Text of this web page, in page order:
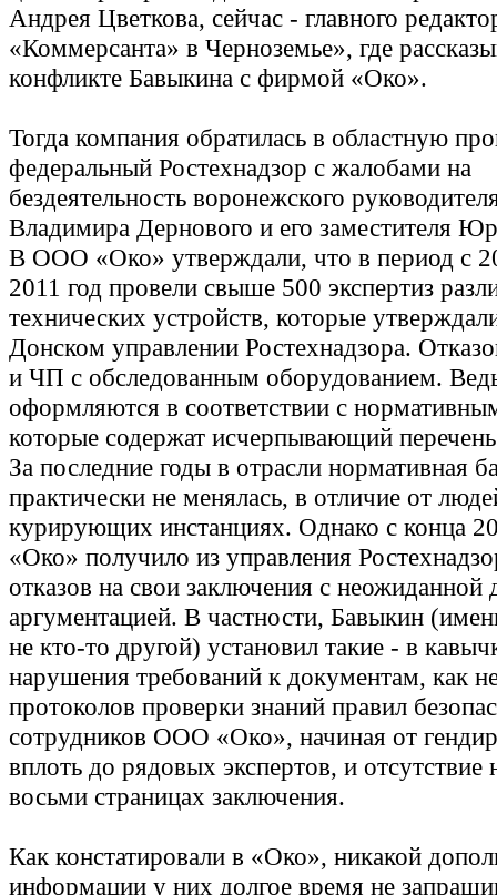
Андрея Цветкова, сейчас - главного
«Коммерсанта» в Черноземье», где
конфликте Бавыкина с фирмой «Око».
Тогда компания обратилась в областную
федеральный Ростехнадзор с жалобами на
бездеятельность воронежского
Владимира Дернового и его заместителя
В ООО «Око» утверждали, что в период с
2011 год провели свыше 500 экспертиз
технических устройств, которые
Донском управлении Ростехнадзора.
и ЧП с обследованным оборудованием.
оформляются в соответствии с
которые содержат исчерпывающий
За последние годы в отрасли нормативная
практически не менялась, в отличие от
курирующих инстанциях. Однако с конца
«Око» получило из управления
отказов на свои заключения с неожиданной
аргументацией. В частности, Бавыкин
не кто-то другой) установил такие - в
нарушения требований к документам, как
протоколов проверки знаний правил
сотрудников ООО «Око», начиная от
вплоть до рядовых экспертов, и отсутствие
восьми страницах заключения.
Как констатировали в «Око», никакой
информации у них долгое время не